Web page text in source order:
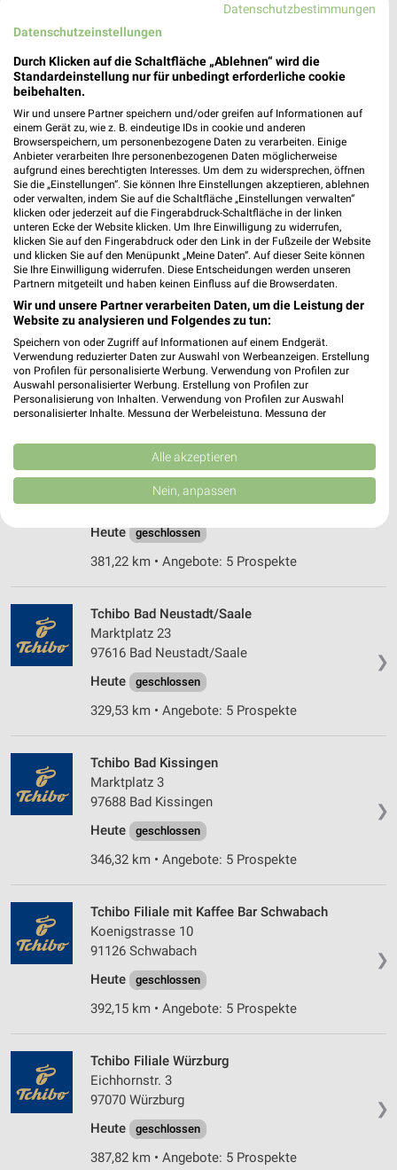
Tchibo Filiale mit Kaffee Bar Nürnberg
Breite Gasse 10
90402 Nürnberg
Heute geschlossen
378,21 km • Angebote: 5 Prospekte
Tchibo Filiale mit Kaffee Bar Nürnberg
Bahnhofsplatz 9
90443 Nürnberg
Heute geschlossen
378,45 km • Angebote: 5 Prospekte
Tchibo Filiale Nürnberg
Aufsessplatz 19
90459 Nürnberg
Heute geschlossen
379,04 km • Angebote: 5 Prospekte
❯
Tchibo Filiale mit Kaffee Bar Nürnberg
Glogauer Strasse 30-38
90473 Nürnberg
Heute geschlossen
381,22 km • Angebote: 5 Prospekte
❯
Tchibo Bad Neustadt/Saale
Marktplatz 23
97616 Bad Neustadt/Saale
Heute
geschlossen
329,53 km • Angebote: 5 Prospekte
❯
Tchibo Bad Kissingen
Marktplatz 3
97688 Bad Kissingen
Heute
geschlossen
346,32 km • Angebote: 5 Prospekte
❯
Tchibo Filiale mit Kaffee Bar Schwabach
Koenigstrasse 10
91126 Schwabach
Heute
geschlossen
392,15 km • Angebote: 5 Prospekte
❯
Tchibo Filiale Würzburg
Eichhornstr. 3
97070 Würzburg
Heute
geschlossen
387,82 km • Angebote: 5 Prospekte
Datenschutzbestimmungen
Datenschutzeinstellungen
Durch Klicken auf die Schaltfläche „Ablehnen“ wird die
Standardeinstellung nur für unbedingt erforderliche cookie
beibehalten.
Wir und unsere Partner speichern und/oder greifen auf Informationen auf
einem Gerät zu, wie z. B. eindeutige IDs in cookie und anderen
Browserspeichern, um personenbezogene Daten zu verarbeiten. Einige
Anbieter verarbeiten Ihre personenbezogenen Daten möglicherweise
aufgrund eines berechtigten Interesses. Um dem zu widersprechen, öffnen
Sie die „Einstellungen“. Sie können Ihre Einstellungen akzeptieren, ablehnen
oder verwalten, indem Sie auf die Schaltfläche „Einstellungen verwalten“
klicken oder jederzeit auf die Fingerabdruck-Schaltfläche in der linken
unteren Ecke der Website klicken. Um Ihre Einwilligung zu widerrufen,
klicken Sie auf den Fingerabdruck oder den Link in der Fußzeile der Website
und klicken Sie auf den Menüpunkt „Meine Daten“. Auf dieser Seite können
Sie Ihre Einwilligung widerrufen. Diese Entscheidungen werden unseren
Partnern mitgeteilt und haben keinen Einfluss auf die Browserdaten.
Wir und unsere Partner verarbeiten Daten, um die Leistung der
Website zu analysieren und Folgendes zu tun:
Speichern von oder Zugriff auf Informationen auf einem Endgerät.
Verwendung reduzierter Daten zur Auswahl von Werbeanzeigen. Erstellung
von Profilen für personalisierte Werbung. Verwendung von Profilen zur
Auswahl personalisierter Werbung. Erstellung von Profilen zur
Personalisierung von Inhalten. Verwendung von Profilen zur Auswahl
personalisierter Inhalte. Messung der Werbeleistung. Messung der
Kombinationen von Daten aus verschiedenen Quellen. Entwicklung und
Verbesserung der Angebote. Verwendung reduzierter Daten zur Auswahl
von Inhalten.
Daten können außerhalb der Europäischen Union weitergegeben und in die
Website/App.
Partnerliste anzeigen (1 IAB-Anbieter)
Speichern von oder Zugriff auf Informationen
auf einem Endgerät
Verwendung reduzierter Daten zur Auswahl von
Verwendung von Profilen zur Auswahl
personalisierter Werbung
Erstellung von Profilen zur Personalisierung
personalisierter Inhalte
Messung der Werbeleistung
Messung der Performance von Inhalten
Analyse von Zielgruppen durch Statistiken oder
Entwicklung und Verbesserung der Angebote
Verwendung reduzierter Daten zur Auswahl von
IAB-Besonderheiten:
Alle akzeptieren
Nein, anpassen